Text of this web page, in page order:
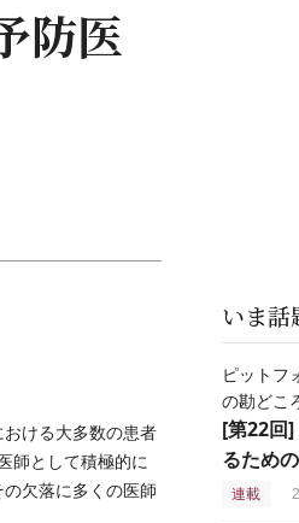
防医
ける大多数の患者
師として積極的に
欠落に多くの医師
いま話
ピットフ
の勘どこ
[第22回
るため
連載